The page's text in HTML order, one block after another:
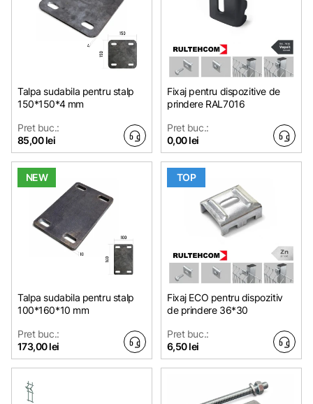
Talpa sudabila pentru stalp
150*150*4 mm
Pret buc.:
85,00 lei
Fixaj pentru dispozitive de
prindere RAL7016
Pret buc.:
0,00 lei
NEW
Talpa sudabila pentru stalp
100*160*10 mm
Pret buc.:
173,00 lei
TOP
Fixaj ECO pentru dispozitiv
de prindere 36*30
Pret buc.:
6,50 lei